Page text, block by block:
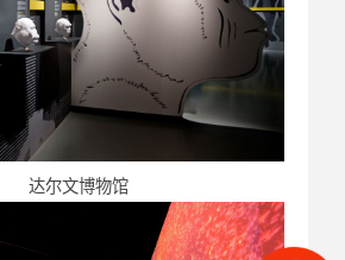
达尔文博物馆